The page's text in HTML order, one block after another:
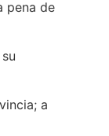
pena de
a